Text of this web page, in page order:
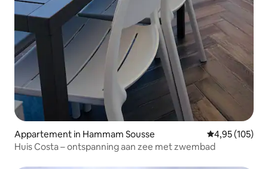
Appartement in Hammam Sousse Gemiddelde
4,95 (105)
Huis Costa – ontspanning aan zee met zwembad